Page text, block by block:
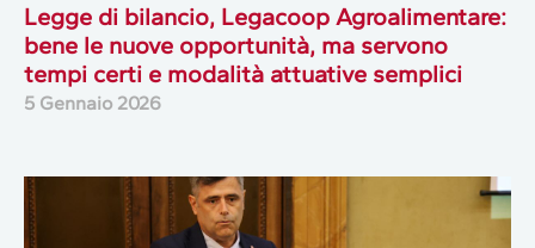
Legge di bilancio, Legacoop Agroalimentare:
bene le nuove opportunità, ma servono
tempi certi e modalità attuative semplici
5 Gennaio 2026